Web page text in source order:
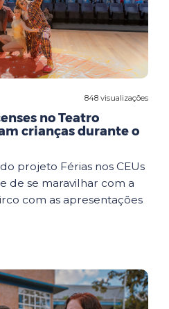
848 visualizações
no Teatro
crianças durante o
projeto Férias nos CEUs
de se maravilhar com a
com as apresentações